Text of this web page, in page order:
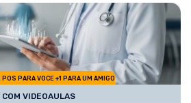
POS PARA VOCE +1 PARA UM AMIGO
COM VIDEOAULAS